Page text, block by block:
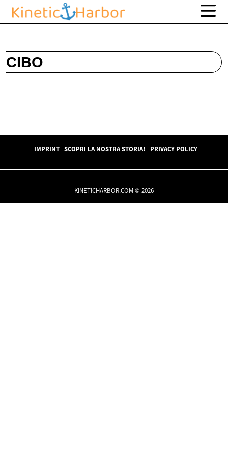
CIBO
IMPRINT SCOPRI LA NOSTRA STORIA! PRIVACY POLICY
KINETICHARBOR.COM © 2026